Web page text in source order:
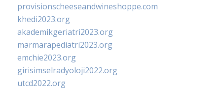
provisionscheeseandwineshoppe.com
khedi2023.org
akademikgeriatri2023.org
marmarapediatri2023.org
emchie2023.org
girisimselradyoloji2022.org
utcd2022.org